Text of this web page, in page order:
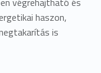
haszon,
is